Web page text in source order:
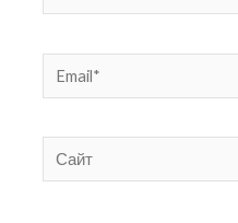
*
Email*
Сайт